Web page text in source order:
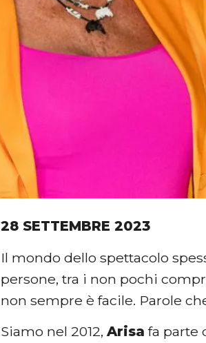
28 SETTEMBRE 2023
Il mondo dello spettacolo
persone, tra i non pochi
non sempre è facile. Parole
Siamo nel 2012,Arisa fa parte